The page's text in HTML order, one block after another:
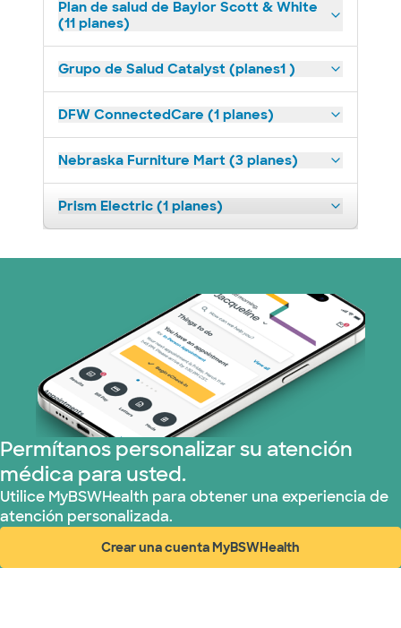
Plan de salud de Baylor Scott & White
(11 planes)
Grupo de Salud Catalyst (planes1 )
DFW ConnectedCare (1 planes)
Nebraska Furniture Mart (3 planes)
Prism Electric (1 planes)
Permítanos personalizar su atención
médica para usted.
Utilice MyBSWHealth para obtener una experiencia de
atención personalizada.
Crear una cuenta MyBSWHealth
(abre en ventana nueva)